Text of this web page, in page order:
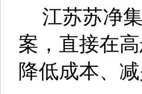
江苏苏净
案，直接在
降低成本、